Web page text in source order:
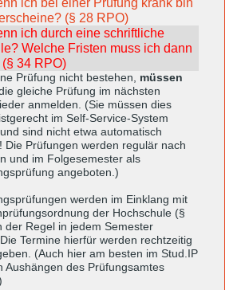
ich bei einer Prüfung krank bin
(§ 28 RPO)
ich durch eine schriftliche
Welche Fristen muss ich dann
34 RPO)
Prüfung nicht bestehen, müssen
gleiche Prüfung im nächsten
anmelden. (Sie müssen dies
im Self-Service-System
sind nicht etwa automatisch
Die Prüfungen werden regulär nach
und im Folgesemester als
angeboten.)
werden im Einklang mit
der Hochschule (§
der Regel in jedem Semester
Termine hierfür werden rechtzeitig
(Auch hier am besten im Stud.IP
Aushängen des Prüfungsamtes